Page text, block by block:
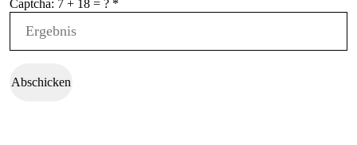
Abschicken